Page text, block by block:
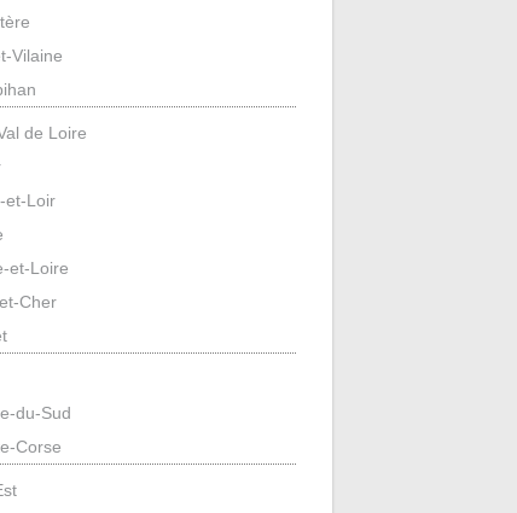
Vilaine
de Loire
et-Loir
et-Loire
Cher
du-Sud
Corse